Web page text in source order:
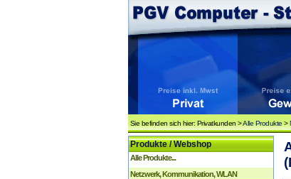
Sie befinden sich hier: Privatkunden >Alle Produkte >
Produkte / Webshop
Alle Produkte...
Netzwerk, Kommunikation, WLAN